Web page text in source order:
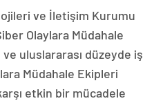
ve İletişim Kurumu
Olaylara Müdahale
uluslararası düzeyde iş
Müdahale Ekipleri
etkin bir mücadele